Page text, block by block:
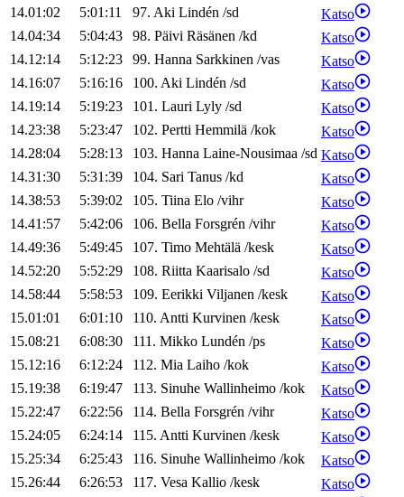
14.01:02 5:01:11 97. Aki Lindén /sd
Katso
14.04:34
5:04:43 98. Päivi Räsänen /kd
Katso
14.12:14
5:12:23 99. Hanna Sarkkinen /vas
Katso
14.16:07
5:16:16 100. Aki Lindén /sd
Katso
14.19:14
5:19:23 101. Lauri Lyly /sd
Katso
14.23:38
5:23:47 102. Pertti Hemmilä /kok
Katso
14.28:04
5:28:13 103. Hanna Laine-Nousimaa /sd Katso
14.31:30
5:31:39 104. Sari Tanus /kd
Katso
14.38:53
5:39:02 105. Tiina Elo /vihr
Katso
14.41:57
5:42:06 106. Bella Forsgrén /vihr
Katso
14.49:36
5:49:45 107. Timo Mehtälä /kesk
Katso
14.52:20
5:52:29 108. Riitta Kaarisalo /sd
Katso
14.58:44
5:58:53 109. Eerikki Viljanen /kesk
Katso
15.01:01
6:01:10 110. Antti Kurvinen /kesk
Katso
15.08:21
6:08:30 111. Mikko Lundén /ps
Katso
15.12:16
6:12:24 112. Mia Laiho /kok
Katso
15.19:38
6:19:47 113. Sinuhe Wallinheimo /kok
Katso
15.22:47
6:22:56 114. Bella Forsgrén /vihr
Katso
15.24:05
6:24:14 115. Antti Kurvinen /kesk
Katso
15.25:34
6:25:43 116. Sinuhe Wallinheimo /kok
Katso
15.26:44
6:26:53 117. Vesa Kallio /kesk
Katso